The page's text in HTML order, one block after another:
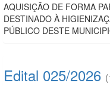
AQUISIÇÃO DE FORMA
DESTINADO À
PÚBLICO DESTE
Edital 025/2026